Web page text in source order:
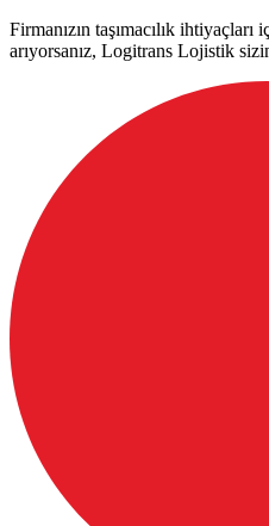
Firmanızın taşımacılık
arıyorsanız, Logitrans Lojistik